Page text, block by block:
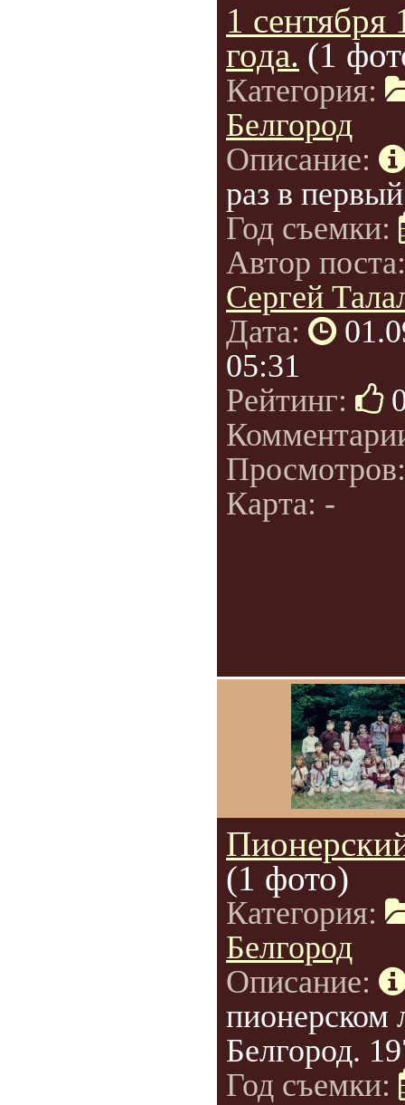
1 сентября
года. (1
Категория:
Белгород
Описание:
раз в
Год съемки:
Автор
Сергей
Дата:
05:31
Рейтинг:
Карта: -
(1 фото)
Категория:
Белгород
Описание:
пионерском
Белгород.
Год съемки: